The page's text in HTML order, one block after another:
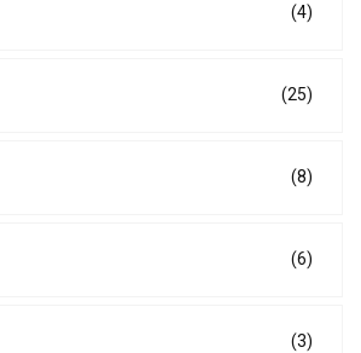
(4)
(25)
(8)
(6)
(3)